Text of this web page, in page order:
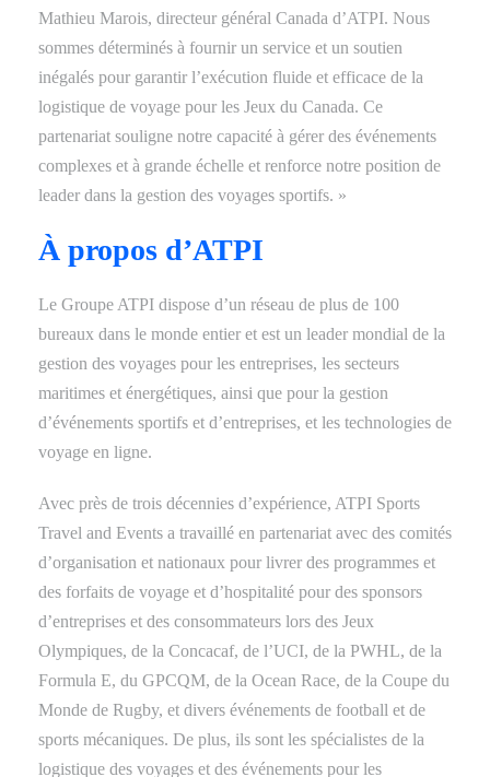
Mathieu Marois, directeur général Canada d’ATPI. Nous
sommes déterminés à fournir un service et un soutien
inégalés pour garantir l’exécution fluide et efficace de la
logistique de voyage pour les Jeux du Canada. Ce
partenariat souligne notre capacité à gérer des événements
complexes et à grande échelle et renforce notre position de
leader dans la gestion des voyages sportifs. »
À propos d’ATPI
Le Groupe ATPI dispose d’un réseau de plus de 100
bureaux dans le monde entier et est un leader mondial de la
gestion des voyages pour les entreprises, les secteurs
maritimes et énergétiques, ainsi que pour la gestion
d’événements sportifs et d’entreprises, et les technologies de
voyage en ligne.
Avec près de trois décennies d’expérience, ATPI Sports
Travel and Events a travaillé en partenariat avec des comités
d’organisation et nationaux pour livrer des programmes et
des forfaits de voyage et d’hospitalité pour des sponsors
d’entreprises et des consommateurs lors des Jeux
Olympiques, de la Concacaf, de l’UCI, de la PWHL, de la
Formula E, du GPCQM, de la Ocean Race, de la Coupe du
Monde de Rugby, et divers événements de football et de
sports mécaniques. De plus, ils sont les spécialistes de la
logistique des voyages et des événements pour les